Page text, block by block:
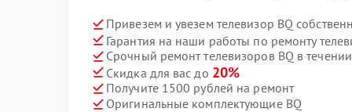
Привезем и увезем телевизор BQ
Гарантия на наши работы по ремонту
Срочный ремонт телевизоров BQ в
Скидка для вас до 20%
Получите 1500 рублей на ремонт
Оригинальные комплектующие BQ